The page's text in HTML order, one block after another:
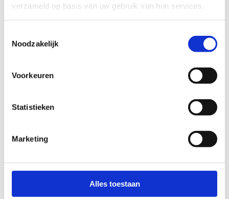
verzameld op basis van uw gebruik van hun services.
Noodzakelijk
Voorkeuren
Statistieken
Marketing
Alles toestaan
De gemeente/stad staat in voor de promotie van
de offroadfietsroute:
De praktische organisatie en financiering van
bestuurlijke communicatiekanalen.
potentiële gebruikers naar de route te leiden
(bv. start-to-mountainbike i.s.m. lokale club,
mountainbikecommunity, etc.).